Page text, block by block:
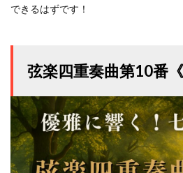
できるはずです！
弦楽四重奏曲第10番